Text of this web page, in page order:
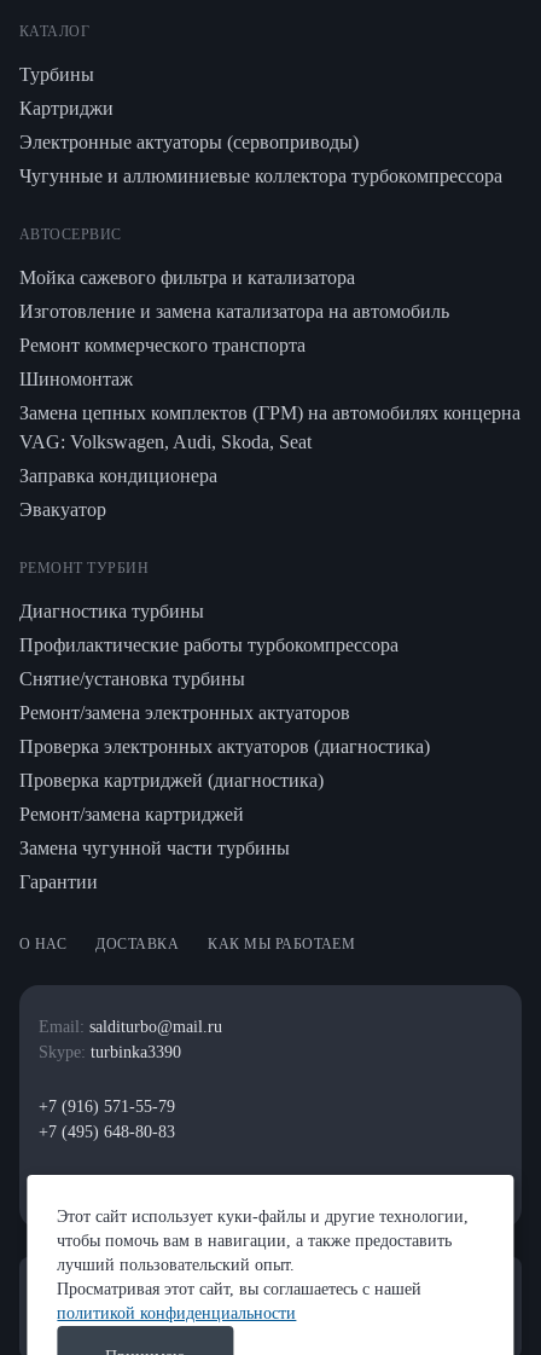
КАТАЛОГ
Турбины
Картриджи
Электронные актуаторы (сервоприводы)
Чугунные и аллюминиевые коллектора турбокомпрессора
АВТОСЕРВИС
Мойка сажевого фильтра и катализатора
Изготовление и замена катализатора на автомобиль
Ремонт коммерческого транспорта
Шиномонтаж
Замена цепных комплектов (ГРМ) на автомобилях концерна
VAG: Volkswagen, Audi, Skoda, Seat
Заправка кондиционера
Эвакуатор
РЕМОНТ ТУРБИН
Диагностика турбины
Профилактические работы турбокомпрессора
Снятие/установка турбины
Ремонт/замена электронных актуаторов
Проверка электронных актуаторов (диагностика)
Проверка картриджей (диагностика)
Ремонт/замена картриджей
Замена чугунной части турбины
Гарантии
О НАС ДОСТАВКА КАК МЫ РАБОТАЕМ
Email: salditurbo@mail.ru
Skype: turbinka3390
+7 (916) 571-55-79
+7 (495) 648-80-83
Этот сайт использует куки-файлы и другие технологии,
чтобы помочь вам в навигации, а также предоставить
лучший пользовательский опыт.
Просматривая этот сайт, вы соглашаетесь с нашей
политикой конфиденциальности